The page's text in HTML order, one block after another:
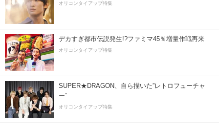
オリコンタイアップ特集
デカすぎ都市伝説発生!?ファミマ45％増量作戦再来
オリコンタイアップ特集
SUPER★DRAGON、自ら描いた”レトロフューチャ
ー”
オリコンタイアップ特集